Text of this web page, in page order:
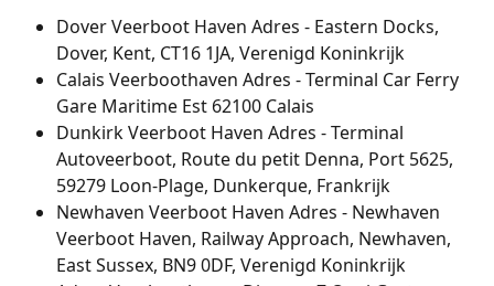
Dover Veerboot Haven Adres - Eastern Docks,
Dover, Kent, CT16 1JA, Verenigd Koninkrijk
Calais Veerboothaven Adres - Terminal Car Ferry
Gare Maritime Est 62100 Calais
Dunkirk Veerboot Haven Adres - Terminal
Autoveerboot, Route du petit Denna, Port 5625,
59279 Loon-Plage, Dunkerque, Frankrijk
Newhaven Veerboot Haven Adres - Newhaven
Veerboot Haven, Railway Approach, Newhaven,
East Sussex, BN9 0DF, Verenigd Koninkrijk